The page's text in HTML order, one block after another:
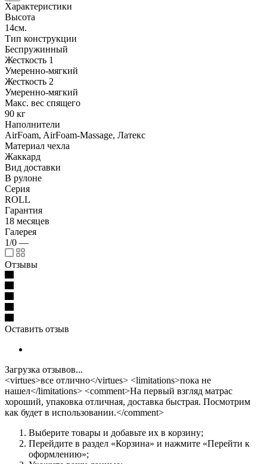
Характеристики
Высота
14см.
Тип конструкции
Беспружинный
Жесткость 1
Умеренно-мягкий
Жесткость 2
Умеренно-мягкий
Макс. вес спящего
90 кг
Наполнители
AirFoam, AirFoam-Massage, Латекс
Материал чехла
Жаккард
Вид доставки
В рулоне
Серия
ROLL
Гарантия
18 месяцев
Галерея
1/0 —
Отзывы
Оставить отзыв
Загрузка отзывов...
<virtues>все отлично</virtues> <limitations>пока не
нашел</limitations> <comment>На первый взгляд матрас
хороший, упаковка отличная, доставка быстрая. Посмотрим
как будет в использовании.</comment>
Выберите товары и добавьте их в корзину;
Перейдите в раздел «Корзина» и нажмите «Перейти к
оформлению»;